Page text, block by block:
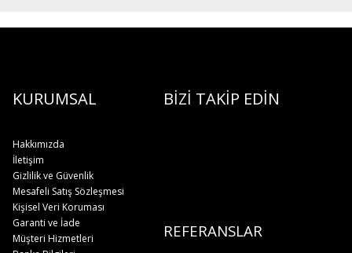
KURUMSAL BİZİ TAKİP EDİN
Hakkımızda
İletişim
Gizlilik ve Güvenlik
Mesafeli Satış Sözleşmesi
Kişisel Veri Koruması
REFERANSLAR
Garanti ve İade
Müşteri Hizmetleri